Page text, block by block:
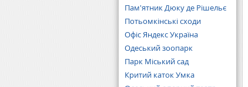
Пам'ятник Дюку де Рішельє
Потьомкінські сходи
Офіс Яндекс Україна
Одеський зоопарк
Парк Міський сад
Критий каток Умка